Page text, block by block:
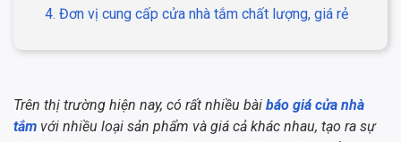
4. Đơn vị cung cấp cửa nhà tắm chất lượng, giá rẻ
Trên thị trường hiện nay, có rất nhiều bài báo giá cửa nhà
tắm với nhiều loại sản phẩm và giá cả khác nhau, tạo ra sự